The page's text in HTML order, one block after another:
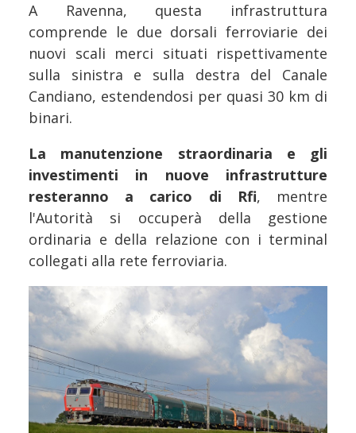
A Ravenna, questa infrastruttura
comprende le due dorsali ferroviarie dei
nuovi scali merci situati rispettivamente
sulla sinistra e sulla destra del Canale
Candiano, estendendosi per quasi 30 km di
binari.
La manutenzione straordinaria e gli
investimenti in nuove infrastrutture
resteranno a carico di Rfi, mentre
l'Autorità si occuperà della gestione
ordinaria e della relazione con i terminal
collegati alla rete ferroviaria.